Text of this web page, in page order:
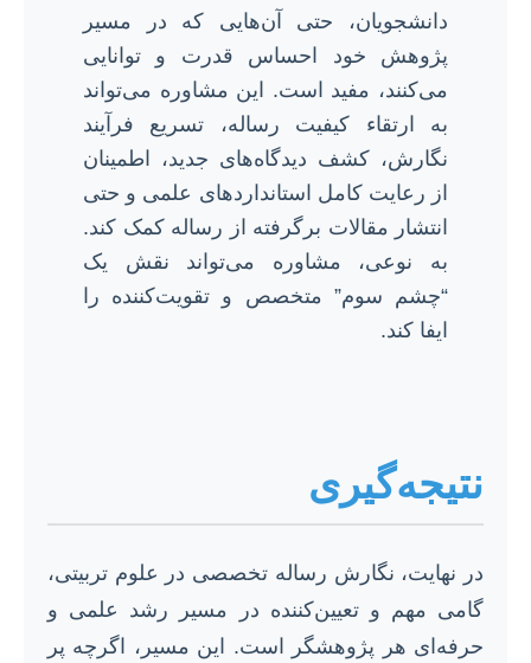
دانشجویان، حتی آن‌هایی که در مسیر
پژوهش خود احساس قدرت و توانایی
می‌کنند، مفید است. این مشاوره می‌تواند
به ارتقاء کیفیت رساله، تسریع فرآیند
نگارش، کشف دیدگاه‌های جدید، اطمینان
از رعایت کامل استانداردهای علمی و حتی
انتشار مقالات برگرفته از رساله کمک کند.
به نوعی، مشاوره می‌تواند نقش یک
“چشم سوم” متخصص و تقویت‌کننده را
ایفا کند.
نتیجه‌گیری
در نهایت، نگارش رساله تخصصی در علوم تربیتی،
گامی مهم و تعیین‌کننده در مسیر رشد علمی و
حرفه‌ای هر پژوهشگر است. این مسیر، اگرچه پر